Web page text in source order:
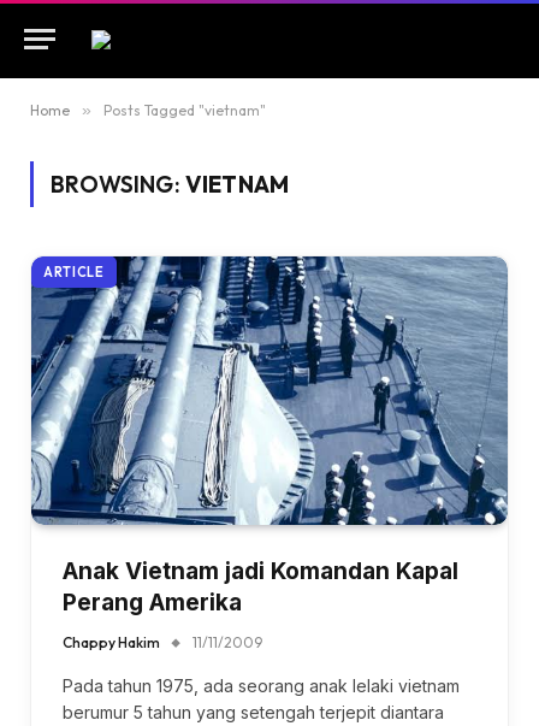
Home » Posts Tagged "vietnam"
BROWSING: VIETNAM
ARTICLE
Anak Vietnam jadi Komandan Kapal
Perang Amerika
Chappy Hakim 11/11/2009
Pada tahun 1975, ada seorang anak lelaki vietnam
berumur 5 tahun yang setengah terjepit diantara